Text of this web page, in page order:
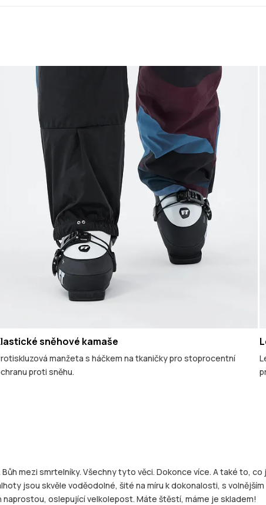
sněhové kamaše
manžeta s háčkem na tkaničky pro stoprocentní
proti sněhu.
mezi smrtelníky. Všechny tyto věci. Dokonce více. A také to,
jsou skvěle voděodolné, šité na míru k dokonalosti, s
oslepující velkolepost. Máte štěstí, máme je skladem!